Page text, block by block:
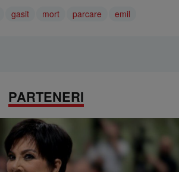
gasit mort parcare emil
PARTENERI